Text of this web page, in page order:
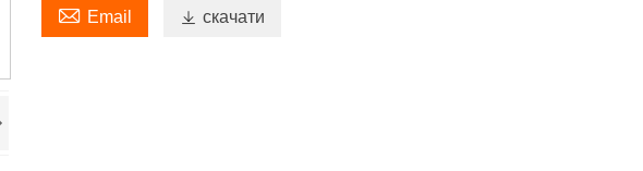
 Email  скачати